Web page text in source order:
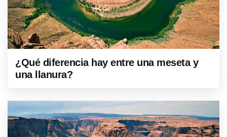
¿Qué diferencia hay entre una meseta y
una llanura?